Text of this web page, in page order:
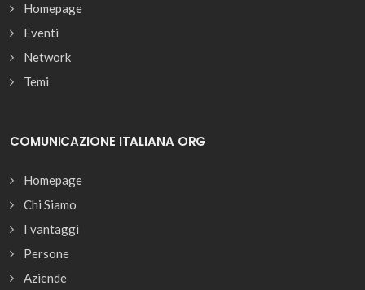
Homepage
Eventi
Network
Temi
COMUNICAZIONE ITALIANA ORG
Homepage
Chi Siamo
I vantaggi
Persone
Aziende